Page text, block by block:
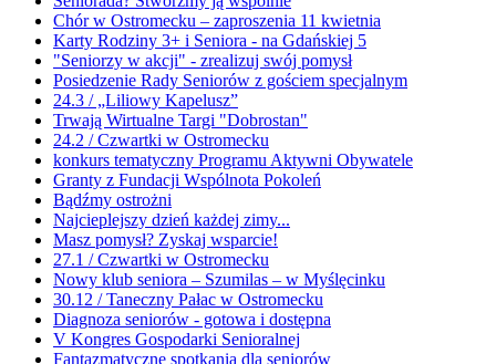
Chór w Ostromecku – zaproszenia 11 kwietnia
Karty Rodziny 3+ i Seniora - na Gdańskiej 5
"Seniorzy w akcji" - zrealizuj swój pomysł
Posiedzenie Rady Seniorów z gościem specjalnym
24.3 / „Liliowy Kapelusz”
Trwają Wirtualne Targi "Dobrostan"
24.2 / Czwartki w Ostromecku
konkurs tematyczny Programu Aktywni Obywatele
Granty z Fundacji Wspólnota Pokoleń
Bądźmy ostrożni
Najcieplejszy dzień każdej zimy...
Masz pomysł? Zyskaj wsparcie!
27.1 / Czwartki w Ostromecku
Nowy klub seniora – Szumilas – w Myślęcinku
30.12 / Taneczny Pałac w Ostromecku
Diagnoza seniorów - gotowa i dostępna
V Kongres Gospodarki Senioralnej
Fantazmatyczne spotkania dla seniorów